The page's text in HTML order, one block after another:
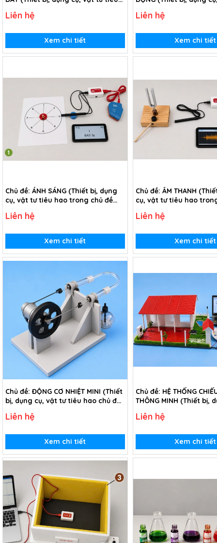
của Trái Đất - lớp 3)
Liên hệ
Xem chi tiết
chữa cháy tự động -
Liên hệ
Xem chi tiết
Chủ đề: ÁNH SÁNG (Thiết bị, dụng
cụ, vật tư tiêu hao trong chủ đề
Liên hệ
Xem chi tiết
Chủ đề: ÂM THANH
cụ, vật tư tiêu hao
Liên hệ
Xem chi tiết
Chủ đề: ĐỘNG CƠ NHIỆT MINI (Thiết
bị, dụng cụ, vật tư tiêu hao chủ đề
Liên hệ
Xem chi tiết
Chủ đề: HỆ THỐNG
THÔNG MINH (Thiết bị,
sáng thông minh - lớp
Liên hệ
Xem chi tiết